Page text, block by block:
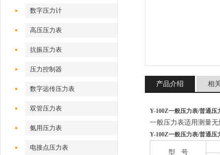
数字压力计
高压压力表
抗振压力表
压力控制器
数字远传压力表
双管压力表
氨用压力表
电接点压力表
产品介绍 相
Y-100Z一般压力表/普通压
一般压力表适用测量
Y-100Z一般压力表/普通压
型 号